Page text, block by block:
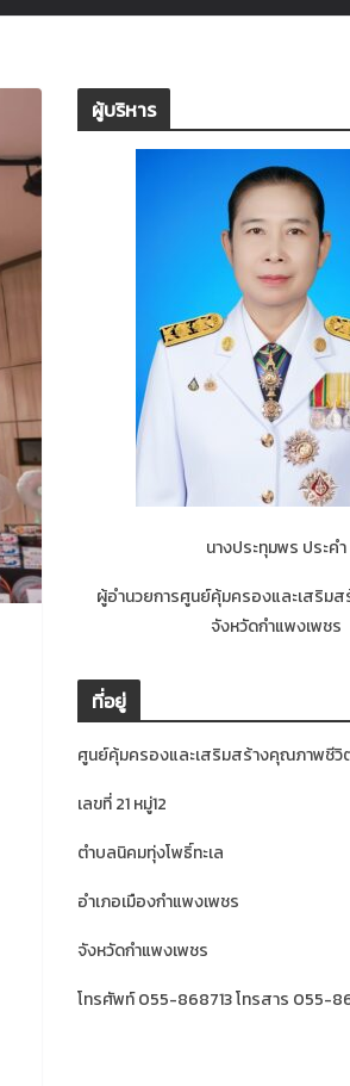
ผู้บริหาร
นางประทุมพร ประคำ
ผู้อำนวยการศูนย์คุ้มครองและเสริม
จังหวัดกำแพงเพชร
ที่อยู่
ศูนย์คุ้มครองและเสริมสร้างคุณภาพชีวิ
เลขที่ 21 หมู่12
ตำบลนิคมทุ่งโพธิ์ทะเล
อำเภอเมืองกำแพงเพชร
จังหวัดกำแพงเพชร
โทรศัพท์ 055-868713 โทรสาร 055-